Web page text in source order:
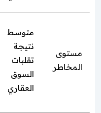
مستوى
المخاطر
متوسط
نتيجة
تقلبات
السوق
العقاري